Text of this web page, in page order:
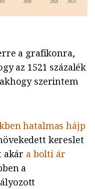
a grafikonra,
az 1521 százalék
szerintem
hatalmas hájp
kereslet
akár a bolti ár
a